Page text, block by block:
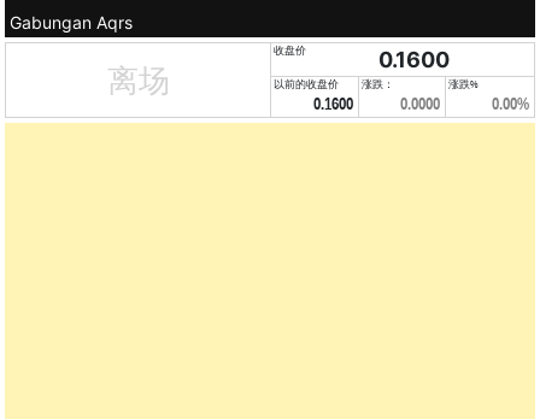
Gabungan Aqrs
离场
收盘价 0.1600
以前的收盘价
0.1600
涨跌：
0.0000
涨跌%
0.00%